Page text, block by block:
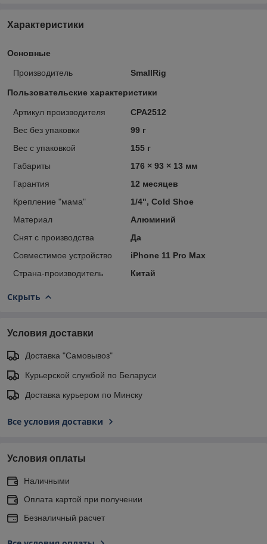
Характеристики
Основные
Производитель SmallRig
Пользовательские характеристики
Артикул производителя
CPA2512
Вес без упаковки
99 г
Вес с упаковкой
155 г
Габариты
176 × 93 × 13 мм
Гарантия
12 месяцев
Крепление "мама"
1/4", Cold Shoe
Материал
Алюминий
Снят с производства
Да
Совместимое устройство
iPhone 11 Pro Max
Страна-производитель
Китай
Скрыть
Условия доставки
Доставка "Самовывоз"
Курьерской службой по Беларуси
Доставка курьером по Минску
Все условия доставки
Условия оплаты
Наличными
Оплата картой при получении
Безналичный расчет